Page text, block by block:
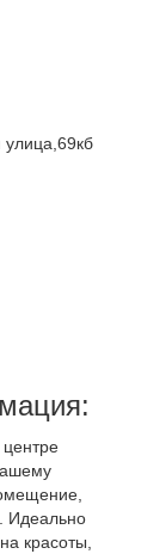
Идеально
красоты,